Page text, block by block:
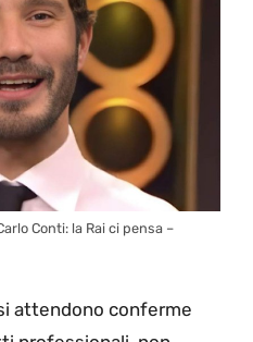
Conti: la Rai ci pensa –
attendono conferme